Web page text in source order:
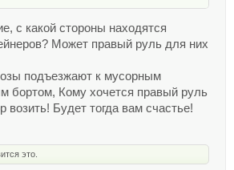
с какой стороны находятся
Может правый руль для них
подъезжают к мусорным
бортом, Кому хочется правый руль
возить! Будет тогда вам счастье!
это.